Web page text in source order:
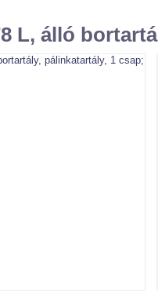
L, álló